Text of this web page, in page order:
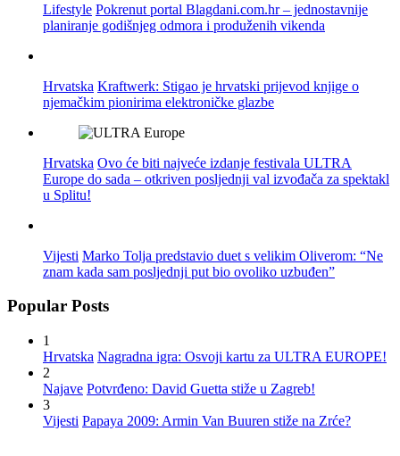
Lifestyle Pokrenut portal Blagdani.com.hr – jednostavnije
planiranje godišnjeg odmora i produženih vikenda
Hrvatska Kraftwerk: Stigao je hrvatski prijevod knjige o
njemačkim pionirima elektroničke glazbe
Hrvatska Ovo će biti najveće izdanje festivala ULTRA
Europe do sada – otkriven posljednji val izvođača za spektakl
u Splitu!
Vijesti Marko Tolja predstavio duet s velikim Oliverom: “Ne
znam kada sam posljednji put bio ovoliko uzbuđen”
Popular Posts
1
Hrvatska Nagradna igra: Osvoji kartu za ULTRA EUROPE!
2
Najave Potvrđeno: David Guetta stiže u Zagreb!
3
Vijesti Papaya 2009: Armin Van Buuren stiže na Zrće?